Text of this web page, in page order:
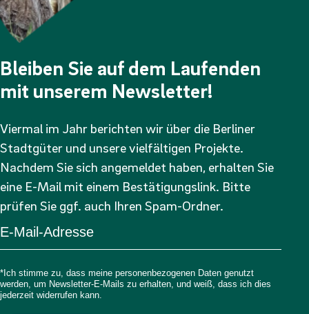
Bleiben Sie auf dem Laufenden
mit unserem Newsletter!
Viermal im Jahr berichten wir über die Berliner
Stadtgüter und unsere vielfältigen Projekte.
Nachdem Sie sich angemeldet haben, erhalten Sie
eine E-Mail mit einem Bestätigungslink. Bitte
prüfen Sie ggf. auch Ihren Spam-Ordner.
*Ich stimme zu, dass meine personenbezogenen Daten genutzt
werden, um Newsletter-E-Mails zu erhalten, und weiß, dass ich dies
jederzeit widerrufen kann.